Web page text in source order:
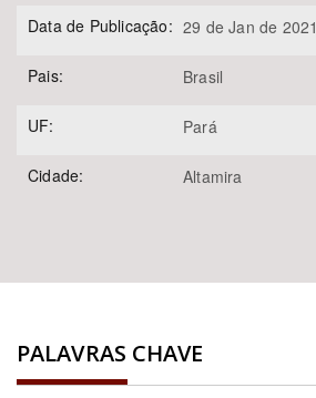
Data de Publicação: 29 de Jan de 2021
Pais: Brasil
UF: Pará
Cidade: Altamira
PALAVRAS CHAVE